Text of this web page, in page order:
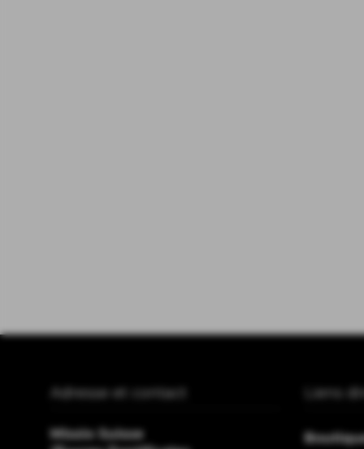
Adresse et contact
Missio Suisse
Liens